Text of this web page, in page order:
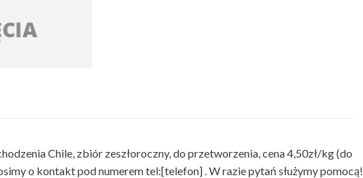
Chile, zbiór zeszłoroczny, do przetworzenia, cena 4,50zł/kg (do
o kontakt pod numerem tel:[telefon] . W razie pytań służymy pomocą!